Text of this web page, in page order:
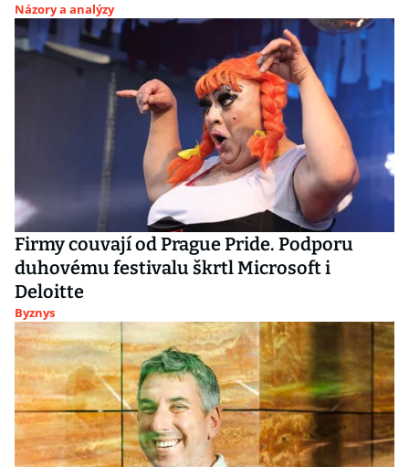
Názory a analýzy
Firmy couvají od Prague Pride. Podporu
duhovému festivalu škrtl Microsoft i
Deloitte
Byznys